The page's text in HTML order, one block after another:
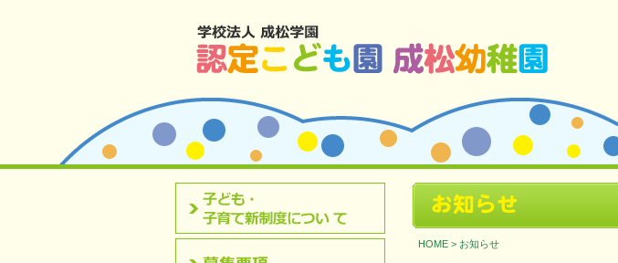
HOME> お知らせ
認定こども園について